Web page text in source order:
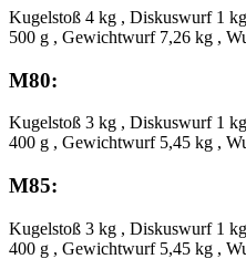
Kugelstoß 4 kg , Diskuswurf 1
500 g , Gewichtwurf 7,26 kg ,
M80:
Kugelstoß 3 kg , Diskuswurf 1
400 g , Gewichtwurf 5,45 kg ,
M85:
Kugelstoß 3 kg , Diskuswurf 1
400 g , Gewichtwurf 5,45 kg ,